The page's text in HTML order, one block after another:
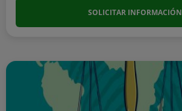
SOLICITAR INFORMACIÓN